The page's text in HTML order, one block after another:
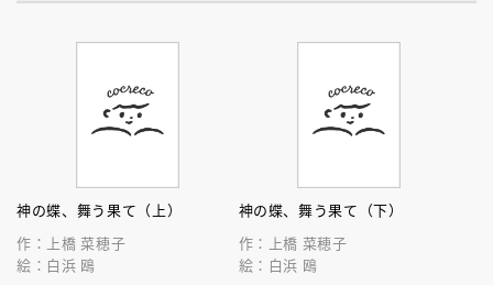
神の蝶、舞う果て（上）
作：上橋 菜穂子
絵：白浜 鴎
神の蝶、舞う果て（下）
作：上橋 菜穂子
絵：白浜 鴎